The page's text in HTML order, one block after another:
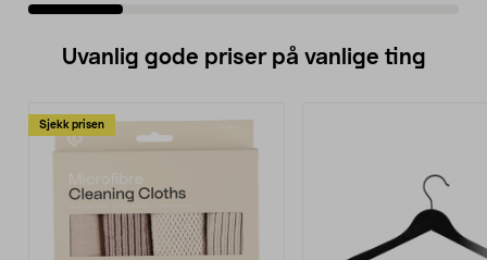
Uvanlig gode priser på vanlige ting
Sjekk prisen